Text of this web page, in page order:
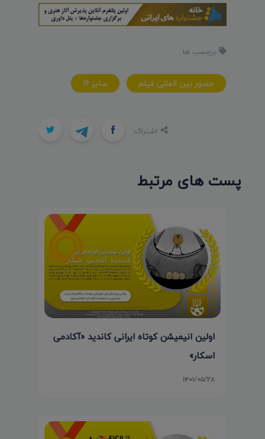
برچسب ها:
حضور بین المللی فیلم سایز 16
اشتراک:
پست های مرتبط
اولین انیمیشن کوتاه ایرانی کاندید «آکادمی
اسکار»
۱۴۰۱/۰۵/۲۸